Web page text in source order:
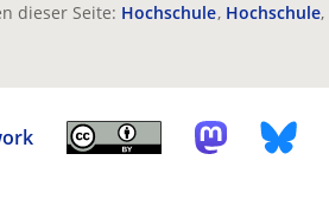
dieser Seite: Hochschule Hochschule